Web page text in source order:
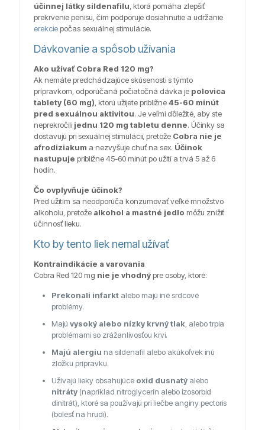
účinnej látky sildenafilu , ktorá pomáha zlepšiť
prekrvenie penisu, čím podporuje dosiahnutie a udržanie
erekcie počas sexuálnej stimulácie.
Dávkovanie a spôsob užívania
Ako užívať Cobra Red 120 mg?
Ak nemáte predchádzajúce skúsenosti s týmto
prípravkom, odporúčaná počiatočná dávka je polovica
tablety (60 mg) , ktorú užijete približne45-60 minút
pred sexuálnou aktivitou. Je veľmi dôležité, aby ste
neprekročili jednu 120 mg tabletu denne. Účinky sa
dostavujú pri sexuálnej stimulácii, pretože Cobra nie je
afrodiziakum a nezvyšuje chuť na sex. Účinok
nastupuje približne 45-60 minút po užití a trvá 5 až 6
hodín.
Čo ovplyvňuje účinok?
Pred užitím sa neodporúča konzumovať veľké množstvo
alkoholu, pretože alkohol a mastné jedlo môžu znížiť
účinnosť lieku.
Kto by tento liek nemal užívať
Kontraindikácie a varovania
Cobra Red 120 mg nie je vhodný pre osoby, ktoré:
Prekonali infarkt alebo majú iné srdcové
problémy.
Majúvysoký alebo nízky krvný tlak , alebo trpia
problémami so zrážanlivosťou krvi.
Majú alergiu na sildenafil alebo akúkoľvek inú
zložku prípravku.
Užívajú lieky obsahujúce oxid dusnatý alebo
nitráty (napríklad nitroglycerín alebo izosorbid
dinitrát), ktoré sa používajú pri liečbe anginy pectoris
(bolesť na hrudi).